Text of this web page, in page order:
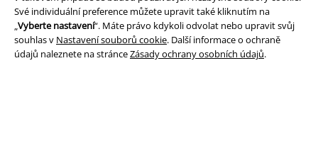
Své individuální preference můžete upravit také kliknutím na
„Vyberte nastavení“. Máte právo kdykoli odvolat nebo upravit svůj
souhlas v Nastavení souborů cookie. Další informace o ochraně
údajů naleznete na stránceZásady ochrany osobních údajů.
Bankovní převod Platba na dobírku